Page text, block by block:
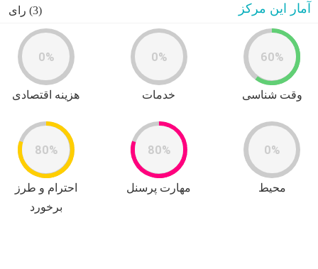
آمار این مرکز (3) رای
0%
محیط
80%
مهارت پرسنل
80%
احترام و طرز
برخورد
60%
وقت شناسی
0%
خدمات
0%
هزینه اقتصادی